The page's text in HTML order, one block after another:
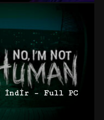
İndir – Full PC